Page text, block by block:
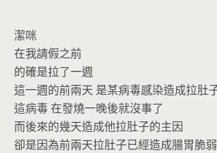
潔咪
在我請假之前
的確是拉了一週
這一週的前兩天 是某病毒感染造成拉肚
這病毒 在發燒一晚後就沒事了
而後來的幾天造成他拉肚子的主因
卻是因為前兩天拉肚子已經造成腸胃脆弱